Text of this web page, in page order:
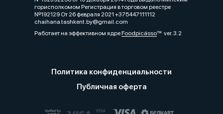
горисполкомом Регистрация в торговом реестре
№192129 От 26 февраля 2021 +375447111112
chaihana.tashkent.by@gmail.com
Работает на эффективном ядреFoodpicássover. 3.2
Политика конфиденциальности
Публичная оферта